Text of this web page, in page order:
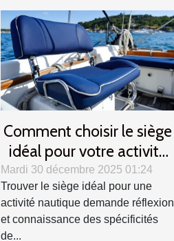
Comment choisir le siège
idéal pour votre activité
nautique ?
Mardi 30 décembre 2025 01:24
Trouver le siège idéal pour une
activité nautique demande réflexion
et connaissance des spécificités
de...